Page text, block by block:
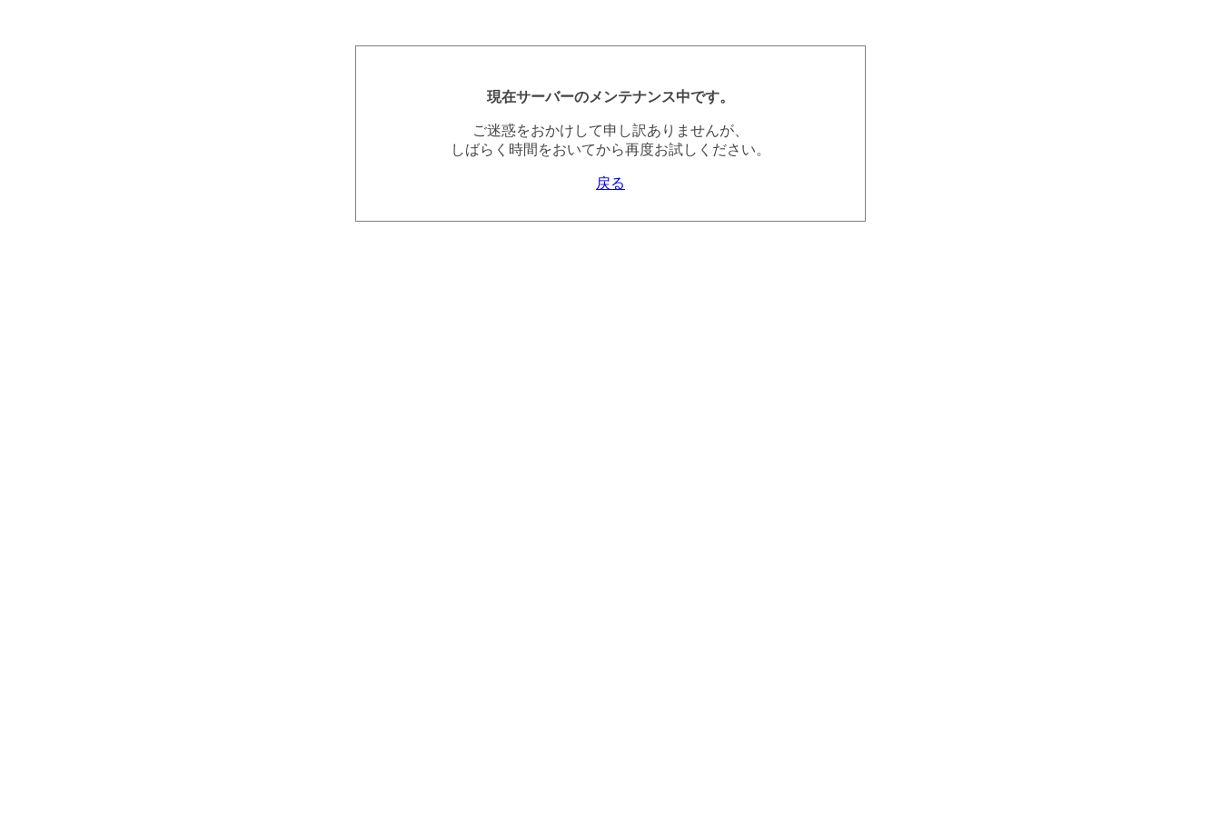
現在サーバーのメンテナンス中です。
ご迷惑をおかけして申し訳ありませんが、
しばらく時間をおいてから再度お試しください。
戻る